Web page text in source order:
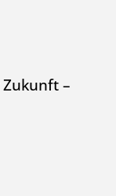
Wirkung
–
Gestalten aus